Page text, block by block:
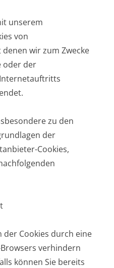
unserem
von
wir zum Zwecke
oder der
zu den
der
Cookies,
der Cookies durch eine
verhindern
können Sie bereits